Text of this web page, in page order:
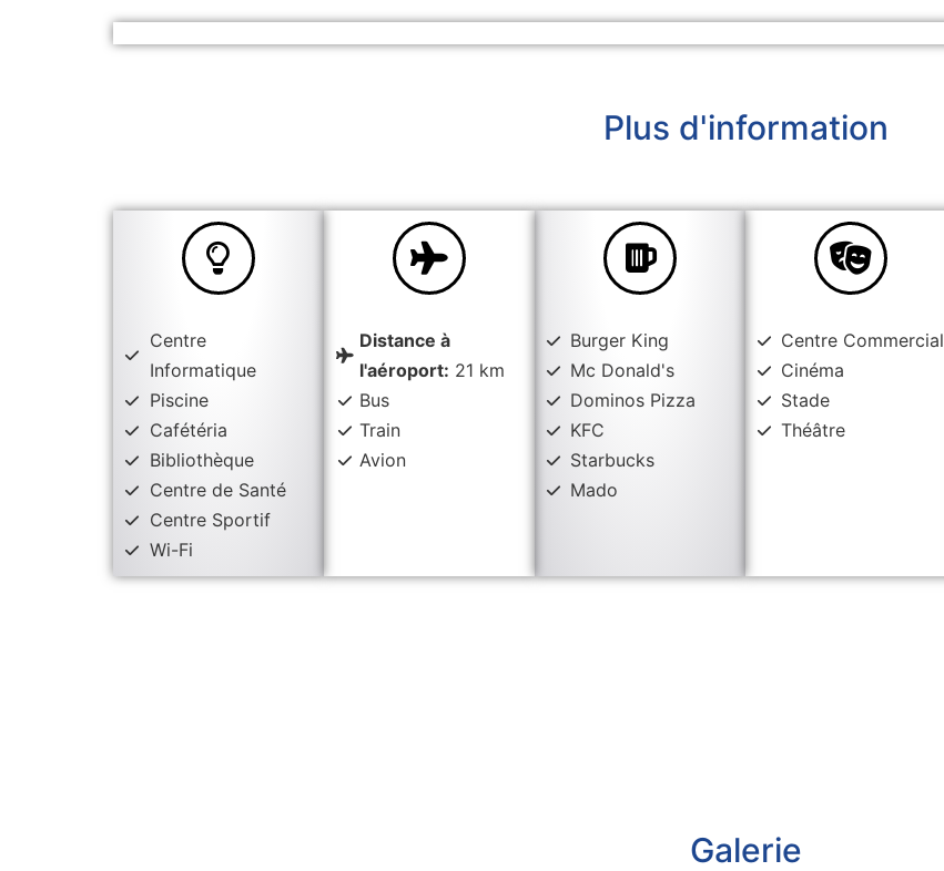
Plus d'information
Centre
Informatique
Piscine
Cafétéria
Bibliothèque
Centre de Santé
Centre Sportif
Wi-Fi
Distance à
l'aéroport: 21 km
Bus
Train
Avion
Burger King
Mc Donald's
Dominos Pizza
KFC
Starbucks
Mado
Centre Commercial
Cinéma
Stade
Théâtre
Galerie